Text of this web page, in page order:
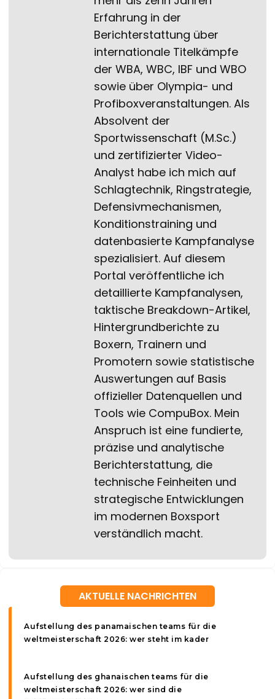
Erfahrung in der
Berichterstattung über
internationale Titelkämpfe
der WBA, WBC, IBF und WBO
sowie über Olympia- und
Profiboxveranstaltungen. Als
Absolvent der
Sportwissenschaft (M.Sc.)
und zertifizierter Video-
Analyst habe ich mich auf
Schlagtechnik, Ringstrategie,
Defensivmechanismen,
Konditionstraining und
datenbasierte Kampfanalyse
spezialisiert. Auf diesem
Portal veröffentliche ich
detaillierte Kampfanalysen,
taktische Breakdown-Artikel,
Hintergrundberichte zu
Boxern, Trainern und
Promotern sowie statistische
Auswertungen auf Basis
offizieller Datenquellen und
Tools wie CompuBox. Mein
Anspruch ist eine fundierte,
präzise und analytische
Berichterstattung, die
technische Feinheiten und
strategische Entwicklungen
im modernen Boxsport
verständlich macht.
AKTUELLE NACHRICHTEN
Aufstellung des panamaischen teams für die
weltmeisterschaft 2026: wer steht im kader
Aufstellung des ghanaischen teams für die
weltmeisterschaft 2026: wer sind die